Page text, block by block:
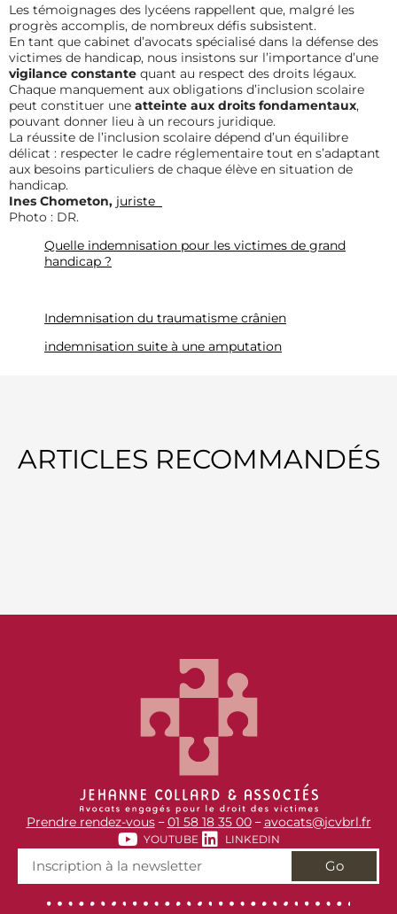
Les témoignages des lycéens rappellent que, malgré les
progrès accomplis, de nombreux défis subsistent.
En tant que cabinet d’avocats spécialisé dans la défense des
victimes de handicap, nous insistons sur l’importance d’une
vigilance constante quant au respect des droits légaux.
Chaque manquement aux obligations d’inclusion scolaire
peut constituer une atteinte aux droits fondamentaux,
pouvant donner lieu à un recours juridique.
La réussite de l’inclusion scolaire dépend d’un équilibre
délicat : respecter le cadre réglementaire tout en s’adaptant
aux besoins particuliers de chaque élève en situation de
handicap.
Ines Chometon, juriste
Photo : DR.
Quelle indemnisation pour les victimes de grand
handicap ?
Indemnisation du traumatisme crânien
indemnisation suite à une amputation
ARTICLES RECOMMANDÉS
Prendre rendez-vous–01 58 18 35 00–avocats@jcvbrl.fr
YOUTUBE LINKEDIN
Go